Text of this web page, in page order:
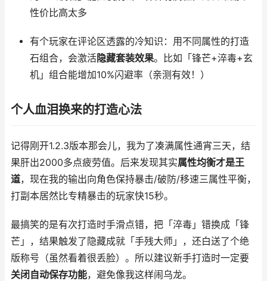
性价比高太多
有个玩家在评论区透露的冷知识：用不同属性的打造
石组合，会激活隐藏套装效果。比如「锋芒+淬毒+玄
机」组合能增加10%闪避率（亲测有效！）
个人血泪换来的打造心法
记得刚开1.2.3版本那会儿，我为了凑满属性通宵三天，结
果肝出2000多点疲劳值。后来发现其实属性均衡才是王
道，现在我的输出向角色保持暴击/破防/移速三属性平衡，
打副本居然比专精暴击的玩家快15秒。
最搞笑的是有次打造时手滑点错，把「淬毒」错换成「锋
芒」，结果触发了隐藏成就「手残大师」，还白送了个绝
版称号（虽然看着很丢脸）。所以建议新手打造时一定要
关闭自动保存功能，避免像我这样闹乌龙。